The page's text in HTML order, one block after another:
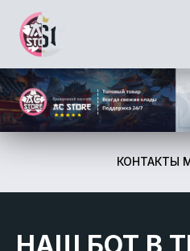
КОНТАКТЫ
НАШ БОТ В